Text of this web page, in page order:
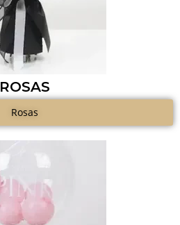
ROSAS
Rosas